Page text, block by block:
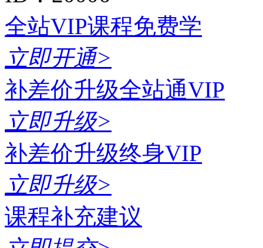
全站VIP课程免费学
立即开通>
补差价升级全站通VIP
立即升级>
补差价升级终身VIP
立即升级>
课程补充建议